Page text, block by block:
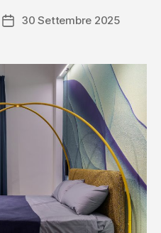
Data30 Settembre 2025